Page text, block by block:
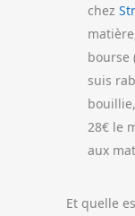
chez
bourse
suis
28€ le
aux
Et quelle